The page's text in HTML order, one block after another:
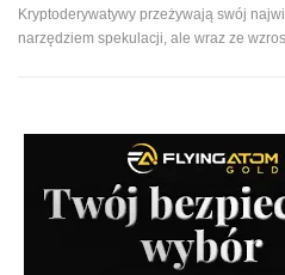
Kryptoderywatywy przeżywają swój
narzędziem spekulacji, ale wraz ze